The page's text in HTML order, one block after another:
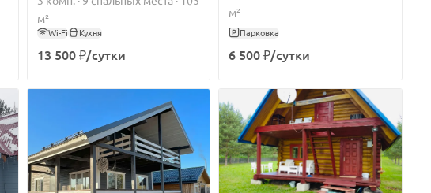
м²
Wi-Fi Кухня
13 500 ₽/сутки
м²
Парковка
6 500 ₽/сутки